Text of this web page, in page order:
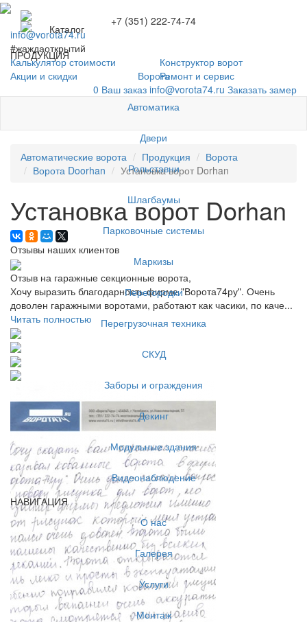
Каталог
ПРОДУКЦИЯ
Ворота
Автоматика
Двери
Рольставни
Шлагбаумы
Парковочные системы
Маркизы
Перегородки
Перегрузочная техника
СКУД
Заборы и ограждения
Декинг
Модульные здания
Видеонаблюдение
НАВИГАЦИЯ
О нас
Галерея
Услуги
Монтаж
+7 (351) 222-74-74
info@vorota74.ru
#жаждаоткрытий
Калькулятор стоимости
Конструктор ворот
Акции и скидки
Ремонт и сервис
0 Ваш заказ info@vorota74.ru Заказать замер
Автоматические ворота Продукция
Ворота
Ворота Doorhan
Установка ворот Dorhan
Установка ворот Dorhan
Отзывы наших клиентов
Отзыв на гаражные секционные ворота,
Хочу выразить благодарность фирме "Ворота74ру". Очень
доволен гаражными воротами, работают как часики, по каче...
Читать полностью